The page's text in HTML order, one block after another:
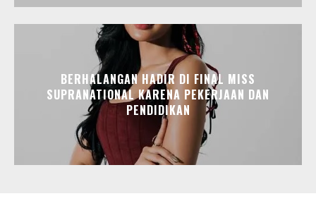
BERHALANGAN HADIR DI FINAL MISS
SUPRANATIONAL KARENA PEKERJAAN DAN
PENDIDIKAN